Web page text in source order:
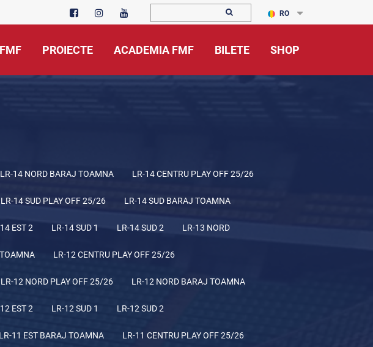
RO
FMF PROIECTE ACADEMIA FMF BILETE SHOP
LR-14 NORD BARAJ TOAMNA LR-14 CENTRU PLAY OFF 25/26
LR-14 SUD PLAY OFF 25/26 LR-14 SUD BARAJ TOAMNA
EST 2 LR-14 SUD 1 LR-14 SUD 2 LR-13 NORD
LR-12 CENTRU PLAY OFF 25/26
LR-12 NORD PLAY OFF 25/26 LR-12 NORD BARAJ TOAMNA
EST 2 LR-12 SUD 1 LR-12 SUD 2
LR-11 EST BARAJ TOAMNA LR-11 CENTRU PLAY OFF 25/26